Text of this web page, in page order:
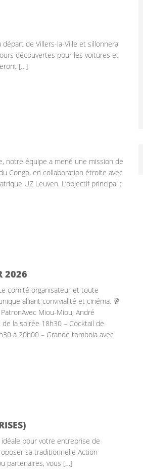
de Villers-la-Ville et sillonnera
découvertes pour les voitures et
[…]
notre équipe a mené une mission de
Congo, en collaboration étroite avec
UZ Leuven. L’objectif principal :
2026
comité organisateur et toute
alliant convivialité et cinéma. 🥂
Miou-Miou, André
la soirée 18h30 – Cocktail de
à 20h00 – Grande tombola avec
idéale pour votre entreprise de
sa traditionnelle Action
partenaires, vous […]